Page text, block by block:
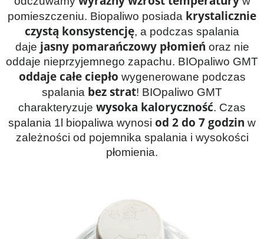
pomieszczeniu. Biopaliwo posiada krystalicznie
czystą konsystencję, a podczas spalania
daje jasny pomarańczowy płomień oraz nie
oddaje nieprzyjemnego zapachu. BIOpaliwo GMT
oddaje całe ciepło wygenerowane podczas
spalania bez strat! BIOpaliwo GMT
charakteryzuje wysoka kaloryczność. Czas
spalania 1l biopaliwa wynosi od 2 do 7 godzin w
zależności od pojemnika spalania i wysokości
płomienia.